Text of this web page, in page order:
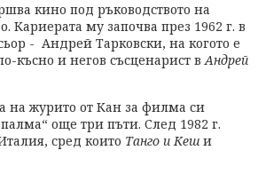
кино под ръководството на
Кариерата му започва през 1962 г. в
- Андрей Тарковски, на когото е
късно и негов съсценарист вАндрей
на журито от Кан за филма си
още три пъти. След 1982 г.
сред които Танго и Кеш и